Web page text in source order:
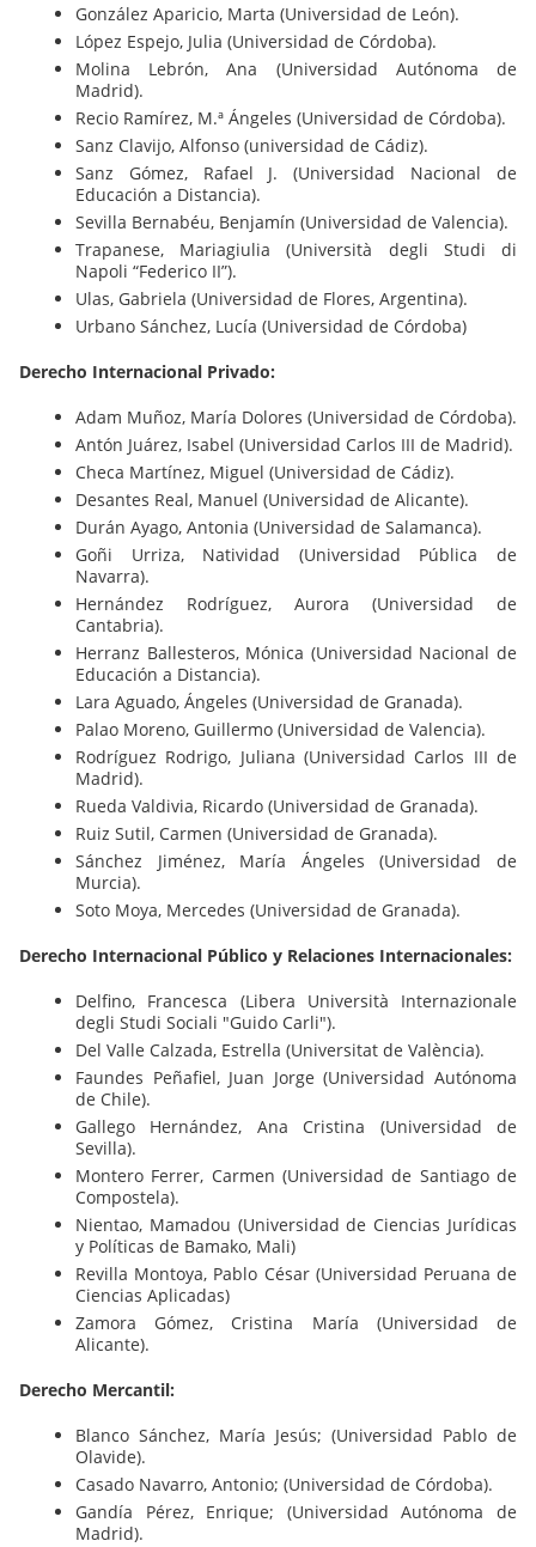
González Aparicio, Marta (Universidad de León).
López Espejo, Julia (Universidad de Córdoba).
Molina Lebrón, Ana (Universidad Autónoma de
Madrid).
Recio Ramírez, M.ª Ángeles (Universidad de Córdoba).
Sanz Clavijo, Alfonso (universidad de Cádiz).
Sanz Gómez, Rafael J. (Universidad Nacional de
Educación a Distancia).
Sevilla Bernabéu, Benjamín (Universidad de Valencia).
Trapanese, Mariagiulia (Università degli Studi di
Napoli “Federico II”).
Ulas, Gabriela (Universidad de Flores, Argentina).
Urbano Sánchez, Lucía (Universidad de Córdoba)
Derecho Internacional Privado:
Adam Muñoz, María Dolores (Universidad de Córdoba).
Antón Juárez, Isabel (Universidad Carlos III de Madrid).
Checa Martínez, Miguel (Universidad de Cádiz).
Desantes Real, Manuel (Universidad de Alicante).
Durán Ayago, Antonia (Universidad de Salamanca).
Goñi Urriza, Natividad (Universidad Pública de
Navarra).
Hernández Rodríguez, Aurora (Universidad de
Cantabria).
Herranz Ballesteros, Mónica (Universidad Nacional de
Educación a Distancia).
Lara Aguado, Ángeles (Universidad de Granada).
Palao Moreno, Guillermo (Universidad de Valencia).
Rodríguez Rodrigo, Juliana (Universidad Carlos III de
Madrid).
Rueda Valdivia, Ricardo (Universidad de Granada).
Ruiz Sutil, Carmen (Universidad de Granada).
Sánchez Jiménez, María Ángeles (Universidad de
Murcia).
Soto Moya, Mercedes (Universidad de Granada).
Derecho Internacional Público y Relaciones Internacionales:
Delfino, Francesca (Libera Università Internazionale
degli Studi Sociali "Guido Carli").
Del Valle Calzada, Estrella (Universitat de València).
Faundes Peñafiel, Juan Jorge (Universidad Autónoma
de Chile).
Gallego Hernández, Ana Cristina (Universidad de
Sevilla).
Montero Ferrer, Carmen (Universidad de Santiago de
Compostela).
Nientao, Mamadou (Universidad de Ciencias Jurídicas
y Políticas de Bamako, Mali)
Revilla Montoya, Pablo César (Universidad Peruana de
Ciencias Aplicadas)
Zamora Gómez, Cristina María (Universidad de
Alicante).
Derecho Mercantil:
Blanco Sánchez, María Jesús; (Universidad Pablo de
Olavide).
Casado Navarro, Antonio; (Universidad de Córdoba).
Gandía Pérez, Enrique; (Universidad Autónoma de
Madrid).